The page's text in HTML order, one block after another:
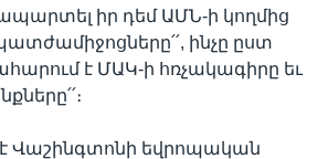
իր դեմ ԱՄՆ-ի կողմից
ինչը ըստ
է ՄԱԿ-ի հռչակագիրը եւ
է Վաշինգտոնի եվրոպական